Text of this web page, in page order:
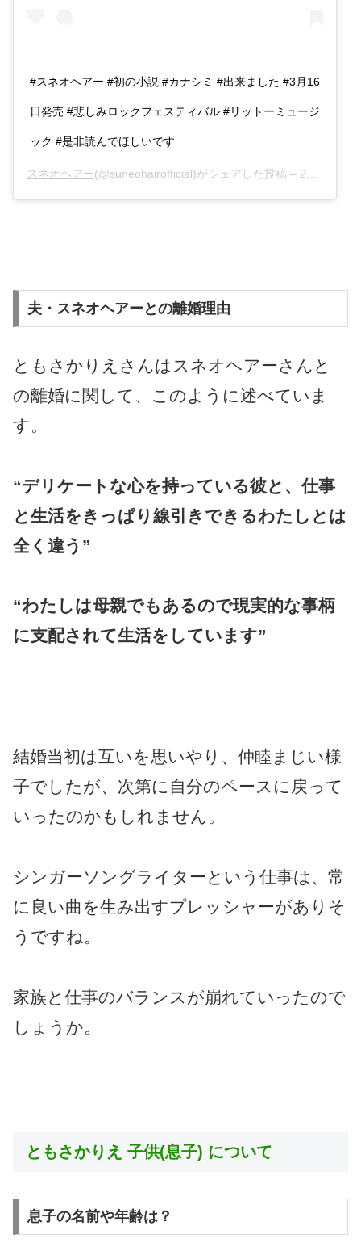
#スネオヘアー #初の小説 #カナシミ #出来ました #3月16
日発売 #悲しみロックフェスティバル #リットーミュージ
ック #是非読んでほしいです
スネオヘアー(@suneohairofficial)がシェアした投稿 – 2018年 3月月12日午前7時05分PDT
夫・スネオヘアーとの離婚理由
ともさかりえさんはスネオヘアーさんと
の離婚に関して、このように述べていま
す。
“デリケートな心を持っている彼と、仕事
と生活をきっぱり線引きできるわたしとは
全く違う”
“わたしは母親でもあるので現実的な事柄
に支配されて生活をしています”
結婚当初は互いを思いやり、仲睦まじい様
子でしたが、次第に自分のペースに戻って
いったのかもしれません。
シンガーソングライターという仕事は、常
に良い曲を生み出すプレッシャーがありそ
うですね。
家族と仕事のバランスが崩れていったので
しょうか。
ともさかりえ 子供(息子) について
息子の名前や年齢は？